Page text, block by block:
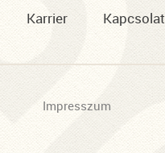
Karrier Kapcsolat
Impresszum